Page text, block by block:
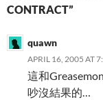
CONTRACT”
quawn
APRIL 16, 2005 AT
這和
吵沒結果的…